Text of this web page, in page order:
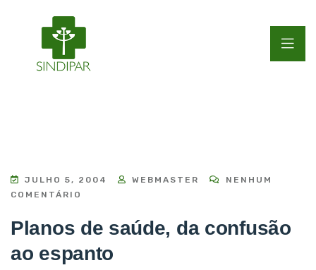
JULHO 5, 2004 WEBMASTER
NENHUM
COMENTÁRIO
Planos de saúde, da confusão
ao espanto